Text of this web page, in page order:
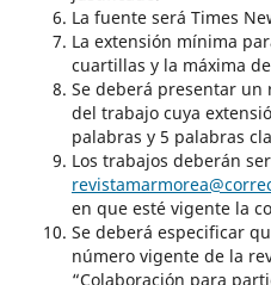
La fuente será Times
La extensión mínima
cuartillas y la máxima
Se deberá presentar
del trabajo cuya
palabras y 5 palabras
Los trabajos deberán
en que esté vigente la
Se deberá especificar
número vigente de la
“Colaboración para